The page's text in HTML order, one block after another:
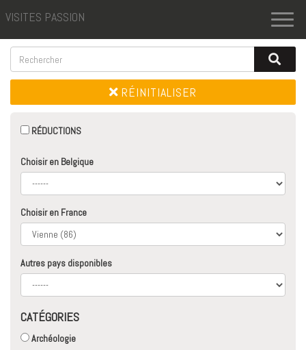
VISITES PASSION
RÉINITIALISER
RÉDUCTIONS
Choisir en Belgique
Choisir en France
Autres pays disponibles
CATÉGORIES
Archéologie